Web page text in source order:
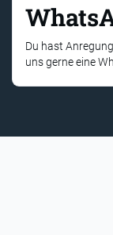
Du hast
uns gerne eine